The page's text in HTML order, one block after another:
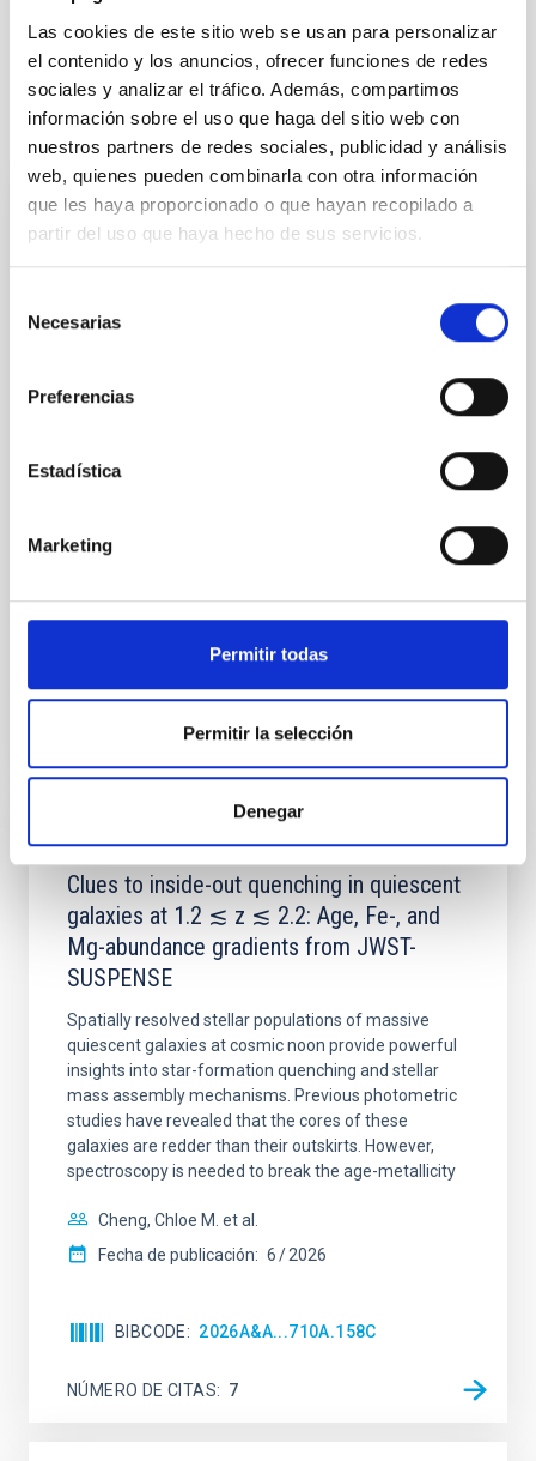
Las cookies de este sitio web se usan para personalizar
el contenido y los anuncios, ofrecer funciones de redes
sociales y analizar el tráfico. Además, compartimos
información sobre el uso que haga del sitio web con
nuestros partners de redes sociales, publicidad y análisis
web, quienes pueden combinarla con otra información
que les haya proporcionado o que hayan recopilado a
partir del uso que haya hecho de sus servicios.
Necesarias
Preferencias
Estadística
Marketing
Permitir todas
Permitir la selección
Denegar
Métodos
Técnicas
Te puede interesar
CON ÁRBITRO
Magnetic Field Alignment with Dense
Cores in the Transition between Cloud and
Core Scales
we expect to see alignments between the magnetic
field orientation of star-forming dense cores and the
instead, however, that the orientation of cores and
Fecha de publicación: 5 2026
NÚMERO DE CITAS 0
CON ÁRBITRO
Clues to inside-out quenching in quiescent
galaxies at 1.2 ≲ z ≲ 2.2: Age, Fe-, and
Mg-abundance gradients from JWST-
SUSPENSE
Spatially resolved stellar populations of massive
quiescent galaxies at cosmic noon provide powerful
insights into star-formation quenching and stellar
mass assembly mechanisms. Previous photometric
studies have revealed that the cores of these
galaxies are redder than their outskirts. However,
spectroscopy is needed to break the age-metallicity
Cheng, Chloe M. et al.
Fecha de publicación: 6 2026
BIBCODE 2026A&A...710A.158C
NÚMERO DE CITAS 7